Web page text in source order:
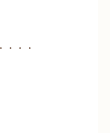
・・